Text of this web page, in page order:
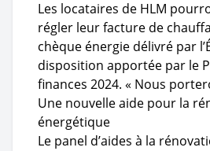
Les locataires de HLM
régler leur facture de
chèque énergie délivré par
disposition apportée par le
finances 2024. « Nous
Une nouvelle aide pour la
énergétique
Le panel d’aides à la